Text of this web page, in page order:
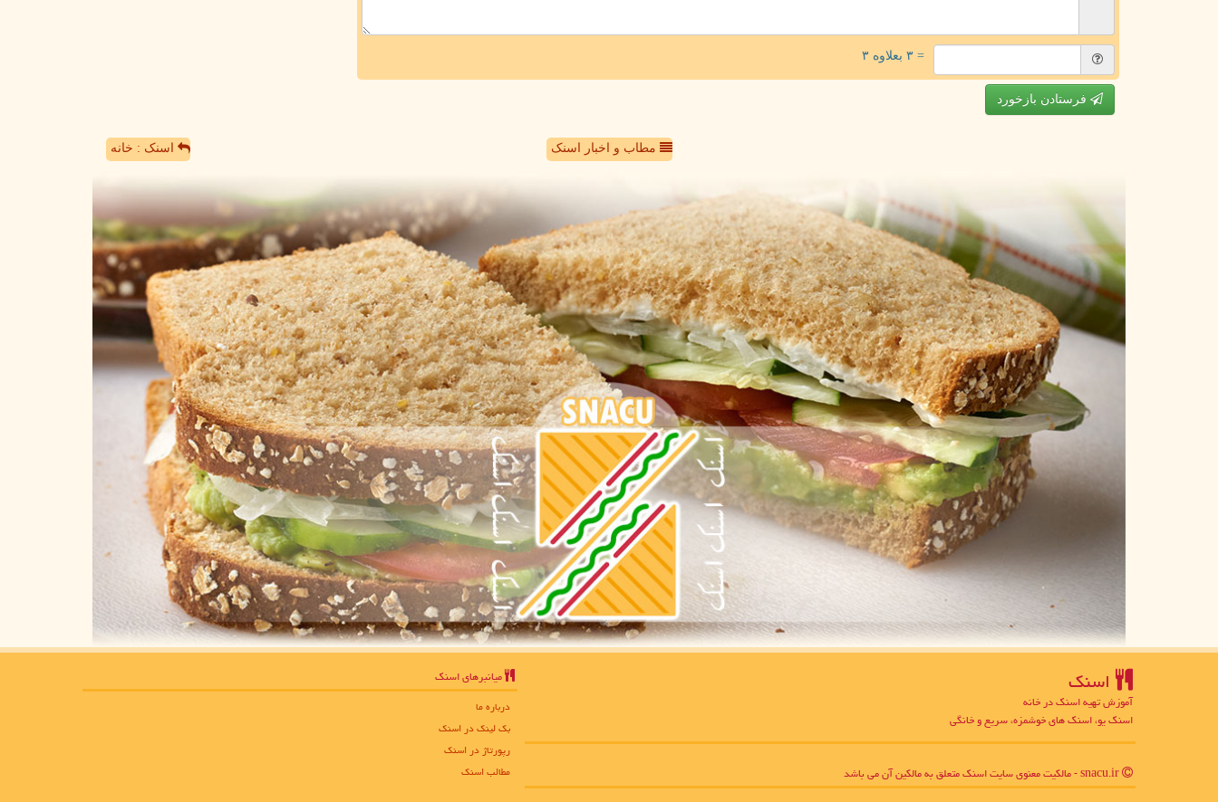
= ۳ بعلاوه ۳
فرستادن بازخورد
مطاب و اخبار اسنک اسنک : خانه
اسنك
آموزش تهیه اسنک در خانه
اسنک یو، اسنک های خوشمزه، سریع و خانگی
میانبرهای اسنك
درباره ما
بک لینک در اسنك
رپورتاژ در اسنك
مطالب اسنك